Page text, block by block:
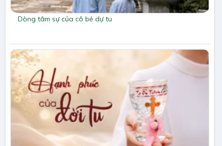
Dòng tâm sự của cô bé dự tu